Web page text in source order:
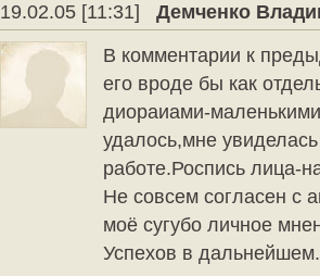
19.02.05 [11:31]
Демченко
В комментарии к
его вроде бы как
диораиами-
удалось,мне
работе.Роспись лица-
Не совсем согласен с
моё сугубо личное
Успехов в